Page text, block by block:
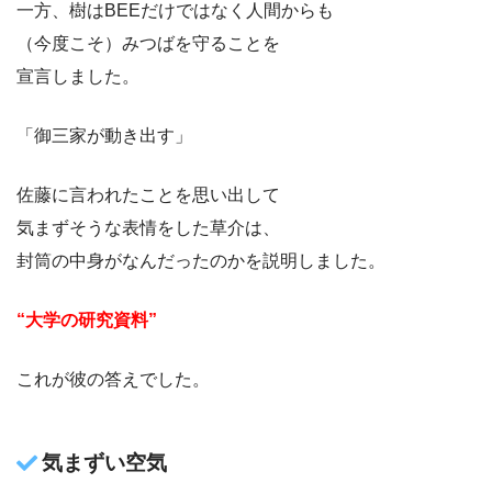
一方、樹はBEEだけではなく人間からも
（今度こそ）みつばを守ることを
宣言しました。
「御三家が動き出す」
佐藤に言われたことを思い出して
気まずそうな表情をした草介は、
封筒の中身がなんだったのかを説明しました。
“大学の研究資料”
これが彼の答えでした。
気まずい空気